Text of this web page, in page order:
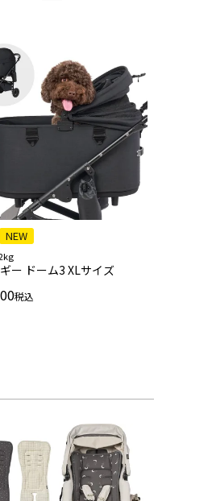
NEW
ー ドーム3 XLサイズ
税込